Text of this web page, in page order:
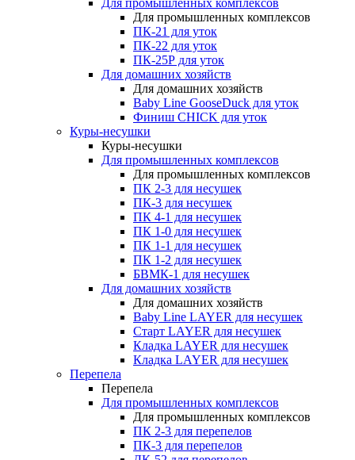
Для промышленных комплексов
Для промышленных комплексов
ПК-21 для уток
ПК-22 для уток
ПК-25Р для уток
Для домашних хозяйств
Для домашних хозяйств
Baby Line GooseDuck для уток
Финиш CHICK для уток
Куры-несушки
Куры-несушки
Для промышленных комплексов
Для промышленных комплексов
ПК 2-3 для несушек
ПК-3 для несушек
ПК 4-1 для несушек
ПК 1-0 для несушек
ПК 1-1 для несушек
ПК 1-2 для несушек
БВМК-1 для несушек
Для домашних хозяйств
Для домашних хозяйств
Baby Line LAYER для несушек
Старт LAYER для несушек
Кладка LAYER для несушек
Кладка LAYER для несушек
Перепела
Перепела
Для промышленных комплексов
Для промышленных комплексов
ПК 2-3 для перепелов
ПК-3 для перепелов